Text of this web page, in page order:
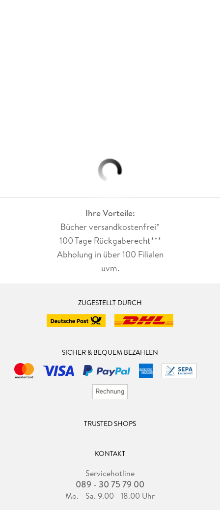
Ihre Vorteile:
Bücher versandkostenfrei*
100 Tage Rückgaberecht***
Abholung in über 100 Filialen
uvm.
ZUGESTELLT DURCH
SICHER & BEQUEM BEZAHLEN
TRUSTED SHOPS
KONTAKT
Servicehotline
089 - 30 75 79 00
Mo. - Sa. 9.00 - 18.00 Uhr